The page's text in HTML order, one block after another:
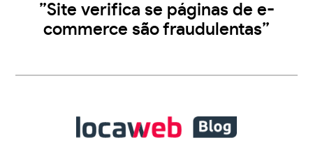
”Site verifica se páginas de e-
commerce são fraudulentas”